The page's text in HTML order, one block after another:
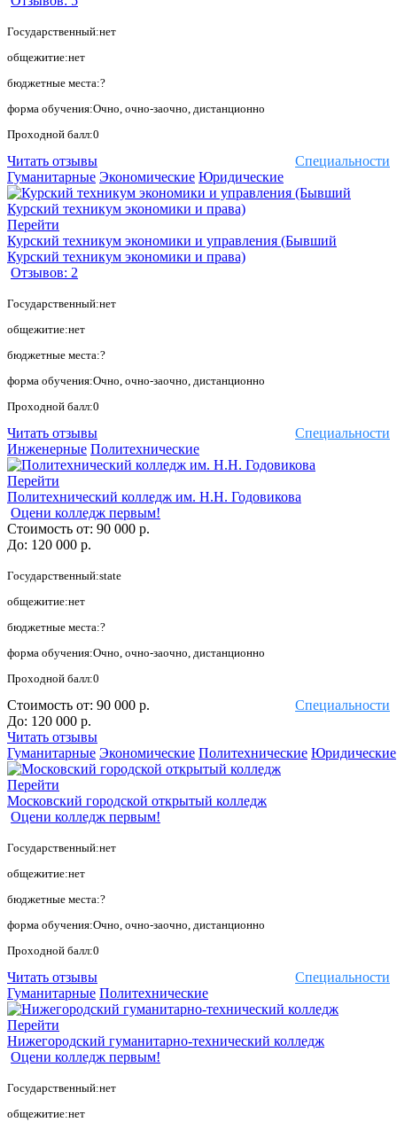
Государственный:нет
общежитие:нет
бюджетные места:?
форма обучения:Очно, очно-заочно, дистанционно
Проходной балл:0
Специальности
Читать отзывы
Гуманитарные Экономические Юридические
Перейти
Курский техникум экономики и управления (Бывший
Курский техникум экономики и права)
Отзывов: 2
Государственный:нет
общежитие:нет
бюджетные места:?
форма обучения:Очно, очно-заочно, дистанционно
Проходной балл:0
Специальности
Читать отзывы
Инженерные Политехнические
Перейти
Политехнический колледж им. Н.Н. Годовикова
Оцени колледж первым!
Стоимость от: 90 000 р.
До: 120 000 р.
Государственный:state
общежитие:нет
бюджетные места:?
форма обучения:Очно, очно-заочно, дистанционно
Проходной балл:0
Специальности
Стоимость от: 90 000 р.
До: 120 000 р.
Читать отзывы
Гуманитарные Экономические Политехнические Юридические
Перейти
Московский городской открытый колледж
Оцени колледж первым!
Государственный:нет
общежитие:нет
бюджетные места:?
форма обучения:Очно, очно-заочно, дистанционно
Проходной балл:0
Специальности
Читать отзывы
Гуманитарные Политехнические
Перейти
Нижегородский гуманитарно-технический колледж
Оцени колледж первым!
Государственный:нет
общежитие:нет